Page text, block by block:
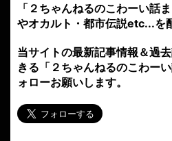
「２ちゃんねるのこわーい話
やオカルト・都市伝説etc...を
当サイトの最新記事情報＆過
きる「２ちゃんねるのこわー
ォローお願いします。